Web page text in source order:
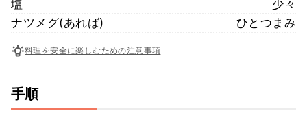
塩
少々
ナツメグ(あれば)
ひとつまみ
料理を安全に楽しむための注意事項
手順